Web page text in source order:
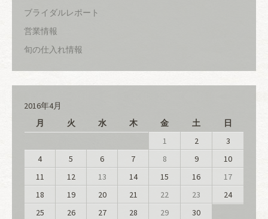
ブライダルレポート
営業情報
旬の仕入れ情報
2016年4月
月
火 水 木 金 土 日
1 2
3
4
5 6 7 8 9
10
11
12 13 14 15 16
17
18
19 20 21 22 23
24
25
26 27 28 29 30